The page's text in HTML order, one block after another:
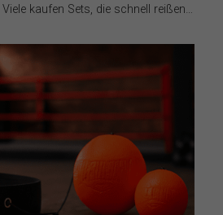
kaufen Sets, die schnell reißen…